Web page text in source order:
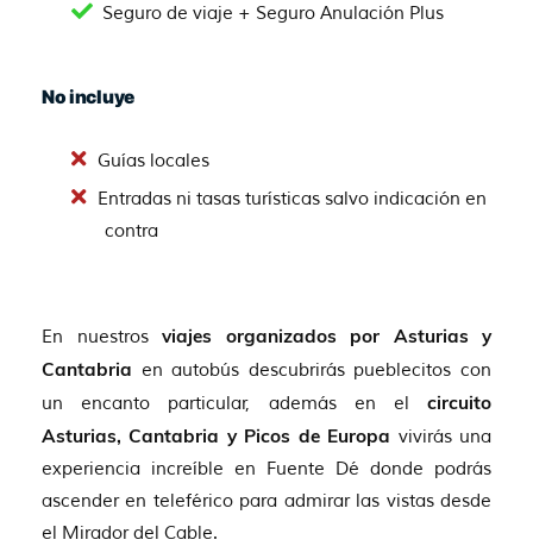
Seguro de viaje + Seguro Anulación Plus
No incluye
Guías locales
Entradas ni tasas turísticas salvo indicación en
contra
En nuestros viajes organizados por Asturias y
Cantabria en autobús descubrirás pueblecitos con
un encanto particular, además en el circuito
Asturias, Cantabria y Picos de Europa vivirás una
experiencia increíble en Fuente Dé donde podrás
ascender en teleférico para admirar las vistas desde
el Mirador del Cable.